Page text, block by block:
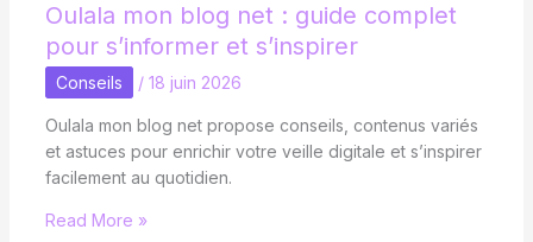
Oulala mon blog net : guide complet
pour s’informer et s’inspirer
Conseils / 18 juin 2026
Oulala mon blog net propose conseils, contenus variés
et astuces pour enrichir votre veille digitale et s’inspirer
facilement au quotidien.
Read More »